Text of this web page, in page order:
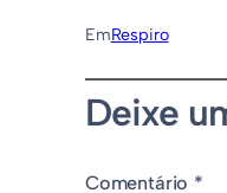
EmRespiro
Deixe
Comentário *